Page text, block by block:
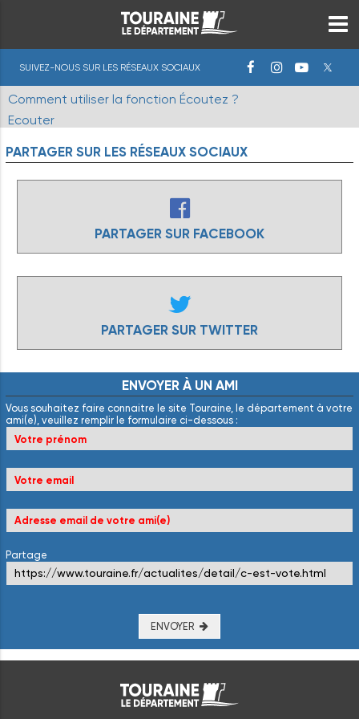
SUIVEZ-NOUS SUR LES RÉSEAUX SOCIAUX
Comment utiliser la fonction Écoutez ?
Ecouter
PARTAGER SUR LES RÉSEAUX SOCIAUX
PARTAGER SUR FACEBOOK
PARTAGER SUR TWITTER
ENVOYER À UN AMI
Vous souhaitez faire connaitre le site Touraine, le département à votre
ami(e), veuillez remplir le formulaire ci-dessous :
Partage
ENVOYER